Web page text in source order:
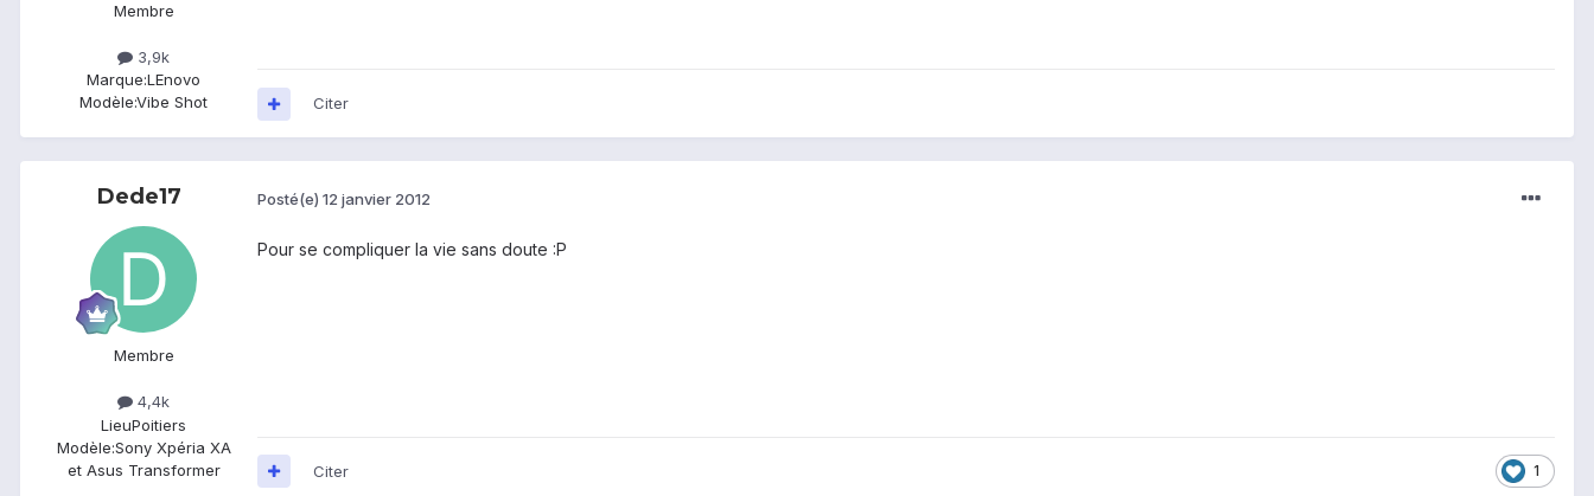
Membre
3,9k
Marque:LEnovo
Modèle:Vibe Shot Citer
Dede17
Membre
4,4k
LieuPoitiers
Modèle:Sony Xpéria XA
et Asus Transformer
Posté(e) 12 janvier 2012
Pour se compliquer la vie sans doute :P
1
Citer